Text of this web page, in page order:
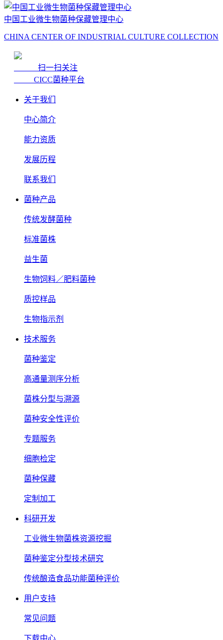
中国工业微生物菌种保藏管理中心
CHINA CENTER OF INDUSTRIAL CULTURE COLLECTION
扫一扫关注
CICC菌种平台
关于我们
中心简介
能力资质
发展历程
联系我们
菌种产品
传统发酵菌种
标准菌株
益生菌
生物饲料／肥料菌种
质控样品
生物指示剂
技术服务
菌种鉴定
高通量测序分析
菌株分型与溯源
菌种安全性评价
专题服务
细胞检定
菌种保藏
定制加工
科研开发
工业微生物菌株资源挖掘
菌种鉴定分型技术研究
传统酿造食品功能菌种评价
用户支持
常见问题